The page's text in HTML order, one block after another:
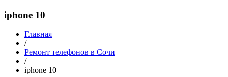
iphone 10
Главная
/
Ремонт телефонов в Сочи
/
iphone 10